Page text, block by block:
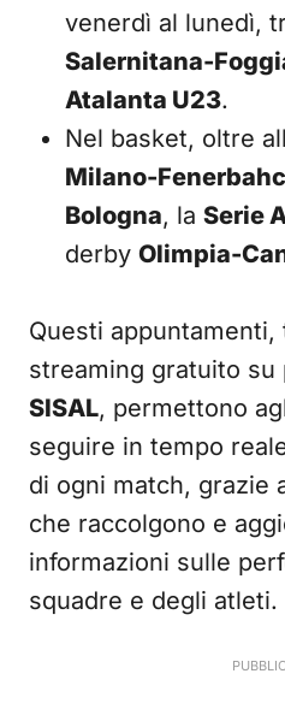
venerdì al lunedì,
Salernitana-
Atalanta U23.
Nel basket, oltre
Milano-
Bologna, la Serie
derby Olimpia-
Questi appuntamenti,
streaming gratuito su
SISAL, permettono
seguire in tempo
di ogni match, grazie
che raccolgono e
informazioni sulle
squadre e degli atleti.